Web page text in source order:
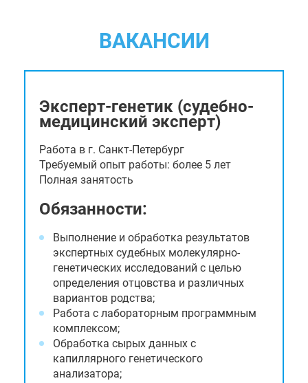
ВАКАНСИИ
Эксперт-генетик (судебно-
медицинский эксперт)
Работа в г. Санкт-Петербург
Требуемый опыт работы: более 5 лет
Полная занятость
Обязанности:
Выполнение и обработка результатов
экспертных судебных молекулярно-
генетических исследований с целью
определения отцовства и различных
вариантов родства;
Работа с лабораторным программным
комплексом;
Обработка сырых данных с
капиллярного генетического
анализатора;